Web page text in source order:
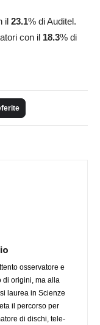
il 23.1% di Auditel.
con il 18.3% di
osservatore e
di origini, ma alla
laurea in Scienze
il percorso per
di dischi, tele-